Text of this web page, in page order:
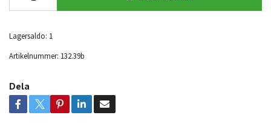
Lagersaldo: 1
Artikelnummer: 132.39b
Dela